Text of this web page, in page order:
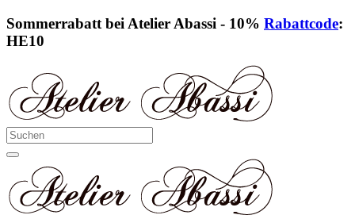
Sommerrabatt bei Atelier Abassi - 10% Rabattcode:
HE10